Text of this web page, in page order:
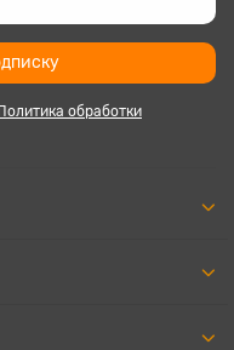
Политика обработки